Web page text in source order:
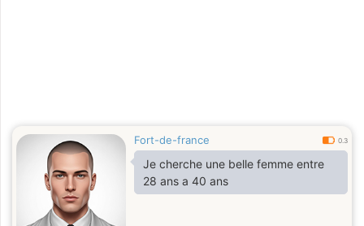
Fort-de-france 0.3
Je cherche une belle femme entre
28 ans a 40 ans